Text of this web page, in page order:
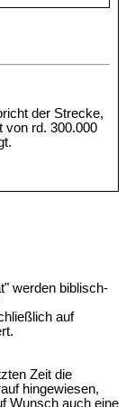
der Strecke,
von rd. 300.000
werden biblisch-
auf
Zeit die
hingewiesen,
Wunsch auch eine